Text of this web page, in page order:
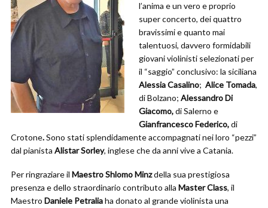
l’anima e un vero e proprio
super concerto, dei quattro
bravissimi e quanto mai
talentuosi, davvero formidabili
giovani violinisti selezionati per
il “saggio” conclusivo: la siciliana
Alessia Casalino; Alice Tomada,
di Bolzano; Alessandro Di
Giacomo,di Salerno e
Gianfrancesco Federico,di
Crotone.Sono stati splendidamente accompagnati nei loro “pezzi”
dal pianista Alistar Sorley, inglese che da anni vive a Catania.
Per ringraziare il MaestroShlomo Minzdella sua prestigiosa
presenza e dello straordinario contributo alla Master Class, il
Maestro Daniele Petraliaha donato al grande violinista una